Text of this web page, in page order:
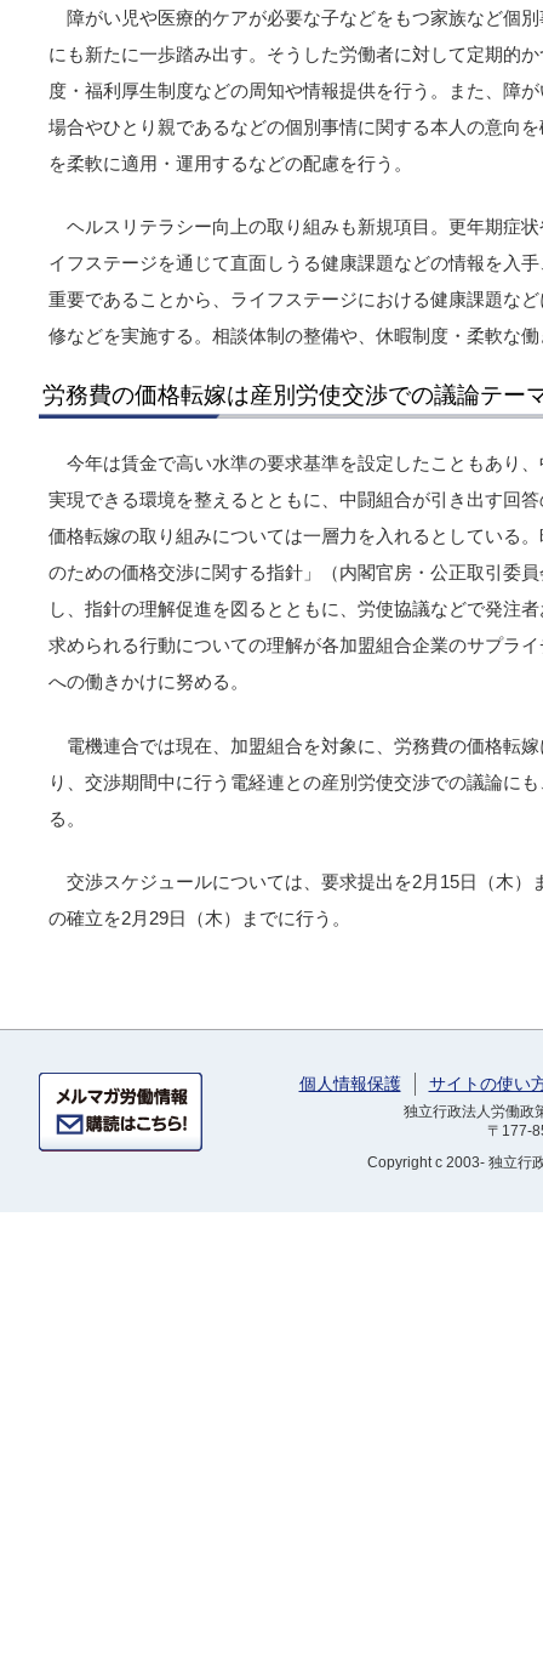
障がい児や医療的ケアが必要な子などをもつ家族など個
にも新たに一歩踏み出す。そうした労働者に対して定期的
度・福利厚生制度などの周知や情報提供を行う。また、障
場合やひとり親であるなどの個別事情に関する本人の意向
を柔軟に適用・運用するなどの配慮を行う。
ヘルスリテラシー向上の取り組みも新規項目。更年期症
イフステージを通じて直面しうる健康課題などの情報を入
重要であることから、ライフステージにおける健康課題な
修などを実施する。相談体制の整備や、休暇制度・柔軟な
労務費の価格転嫁は産別労使交渉での議論テー
今年は賃金で高い水準の要求基準を設定したこともあり
実現できる環境を整えるとともに、中闘組合が引き出す回
価格転嫁の取り組みについては一層力を入れるとしている
のための価格交渉に関する指針」（内閣官房・公正取引委
し、指針の理解促進を図るとともに、労使協議などで発注
求められる行動についての理解が各加盟組合企業のサプラ
への働きかけに努める。
電機連合では現在、加盟組合を対象に、労務費の価格転
り、交渉期間中に行う電経連との産別労使交渉での議論に
る。
交渉スケジュールについては、要求提出を2月15日（木）
の確立を2月29日（木）までに行う。
個人情報保護 サイトの使い
独立行政法人労働
〒177-
Copyrightc 2003- 独立行